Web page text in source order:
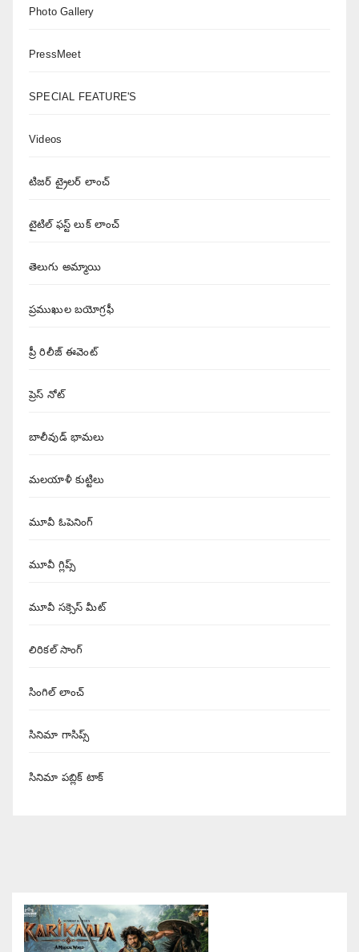
Photo Gallery
PressMeet
SPECIAL FEATURE'S
Videos
టిజర్ ట్రైలర్ లాంచ్
టైటిల్ ఫస్ట్ లుక్ లాంచ్
తెలుగు అమ్మాయి
ప్రముఖుల బయోగ్రఫీ
ప్రీ రిలీజ్ ఈవెంట్
ప్రెస్ నోట్
బాలీవుడ్ భామలు
మలయాళీ కుట్టిలు
మూవీ ఓపెనింగ్
మూవీ గ్లిప్స్
మూవీ సక్సెస్ మీట్
లిరికల్ సాంగ్
సింగిల్ లాంచ్
సినిమా గాసిప్స్
సినిమా పబ్లిక్ టాక్